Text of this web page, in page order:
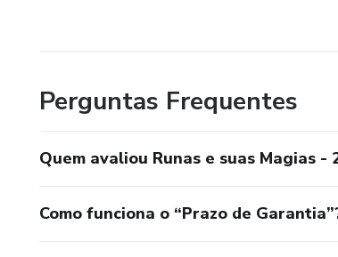
Perguntas Frequentes
Quem avaliou Runas e suas Magias -
Como funciona o “Prazo de